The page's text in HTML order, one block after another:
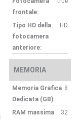
frontale:
Tipo HD della
fotocamera
anteriore:
HD
MEMORIA
Memoria Grafica
Dedicata (GB):
8
RAM massima
32